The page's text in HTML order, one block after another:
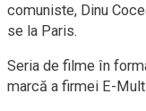
comuniste, Dinu
se la Paris.
Seria de filme în
marcă a firmei E-